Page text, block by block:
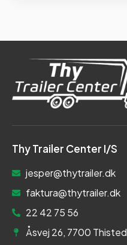
Thy Trailer Center I/S
jesper@thytrailer.dk
faktura@thytrailer.dk
22 42 75 56
Åsvej 26, 7700 Thisted